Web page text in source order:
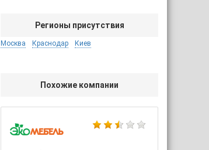
Регионы присутствия
Москва Краснодар Киев
Похожие компании